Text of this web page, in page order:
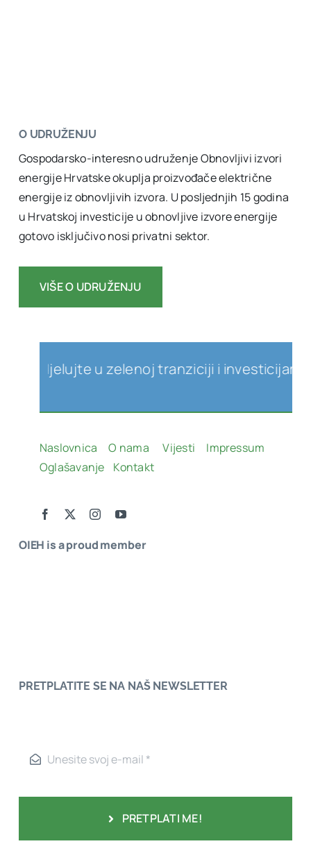
O UDRUŽENJU
Gospodarsko-interesno udruženje Obnovljivi izvori
energije Hrvatske okuplja proizvođače električne
energije iz obnovljivih izvora. U posljednjih 15 godina
u Hrvatskoj investicije u obnovljive izvore energije
gotovo isključivo nosi privatni sektor.
VIŠE O UDRUŽENJU
OIEH is a proud member
PRETPLATITE SE NA NAŠ NEWSLETTER
PRETPLATI ME!
u zelenoj tranziciji i investicijama
Naslovnica O nama Vijesti
Impressum
Oglašavanje
Kontakt